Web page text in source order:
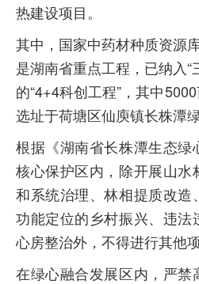
热建设项目。
其中，国家中药材种质资源
是湖南省重点工程，已纳入“
的“4+4科创工程”，其中
选址于荷塘区仙庾镇长株潭
根据《湖南省长株潭生态
核心保护区内，除开展山水
和系统治理、林相提质改造
功能定位的乡村振兴、违法
心房整治外，不得进行其他项
在绿心融合发展区内，严禁